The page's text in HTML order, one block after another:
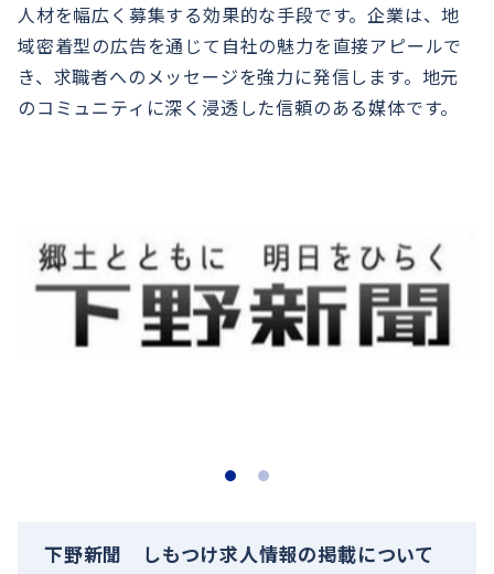
人材を幅広く募集する効果的な手段です。企業は、地
域密着型の広告を通じて自社の魅力を直接アピールで
き、求職者へのメッセージを強力に発信します。地元
のコミュニティに深く浸透した信頼のある媒体です。
下野新聞 しもつけ求人情報の掲載について